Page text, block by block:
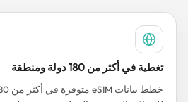
تغطية في أكثر من 180 دولة ومنطقة